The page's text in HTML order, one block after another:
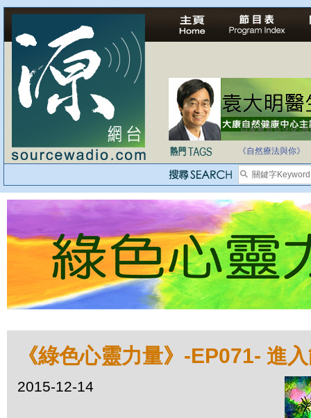
自家教育合法化-
《自然療法與你》
《綠色心靈力量》-EP071- 進
2015-12-14